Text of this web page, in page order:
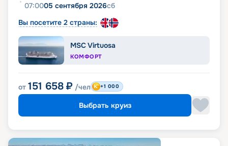
07:0005 сентября 2026сб
Вы посетите 2 страны:
MSC Virtuosa
КОМФОРТ
от 151 658 ₽ /чел +1 000
Выбрать круиз